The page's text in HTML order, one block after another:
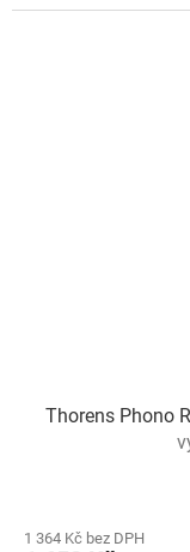
Thorens Phono
1 364 Kč bez DPH